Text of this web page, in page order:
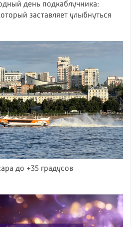
день подкаблучника:
заставляет улыбнуться
до +35 градусов